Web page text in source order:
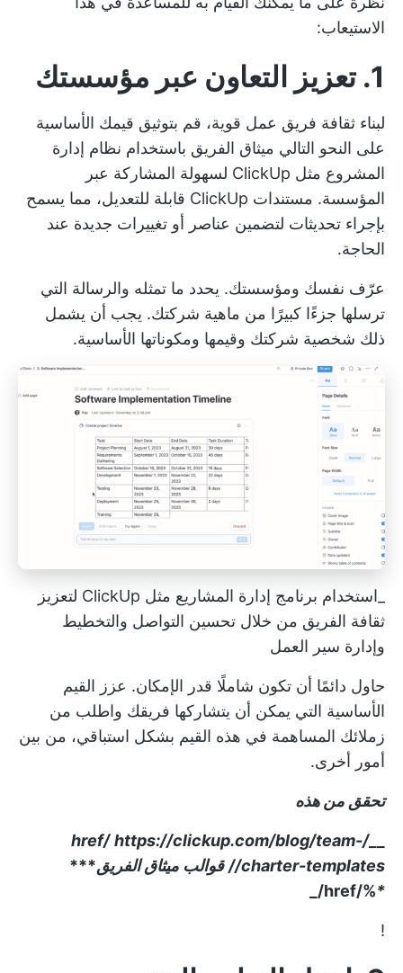
الاستيعاب:
1. تعزيز التعاون عبر مؤسستك
لبناء ثقافة فريق عمل قوية، قم بتوثيق قيمك الأساسية
على النحو التالي ميثاق الفريق باستخدام نظام إدارة
المشروع
مثل ClickUp لسهولة المشاركة عبر
المؤسسة. مستندات ClickUp قابلة للتعديل، مما يسمح
بإجراء تحديثات لتضمين عناصر أو تغييرات جديدة عند
الحاجة.
عرّف نفسك ومؤسستك. يحدد ما تمثله والرسالة التي
ترسلها جزءًا كبيرًا من ماهية شركتك. يجب أن يشمل
ذلك شخصية شركتك وقيمها ومكوناتها الأساسية.
_استخدام برنامج إدارة المشاريع مثل ClickUp لتعزيز
ثقافة الفريق من خلال تحسين التواصل والتخطيط
وإدارة سير العمل
حاول دائمًا أن تكون شاملًا قدر الإمكان. عزز القيم
الأساسية التي يمكن أن يتشاركها فريقك واطلب من
زملائك المساهمة في هذه القيم بشكل استباقي، من بين
أمور أخرى.
تحقق من هذه
__
/href/
https://clickup.com/blog/team-
charter-templates//
قوالب ميثاق الفريق***
*
%/href/_
!